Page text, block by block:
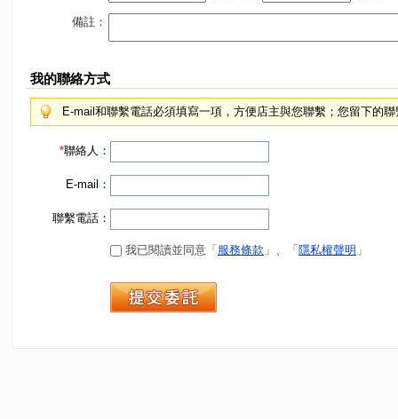
備註：
我的聯絡方式
E-mail和聯繫電話必須填寫一項，方便店主與您聯繫；您留下的
*聯絡人：
E-mail：
聯繫電話：
我已閱讀並同意「 服務條款 」、「 隱私權聲明 」